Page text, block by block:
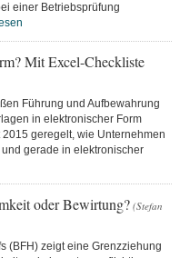
einer Betriebsprüfung
Mit Excel-Checkliste
Führung und Aufbewahrung
in elektronischer Form
geregelt, wie Unternehmen
gerade in elektronischer
oder Bewirtung? (Stefan
(BFH) zeigt eine Grenzziehung